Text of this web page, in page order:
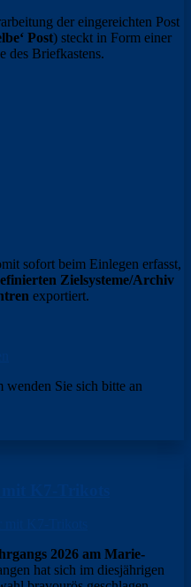
der eingereichten Post
Post) steckt in Form einer
des Briefkastens.
sofort beim Einlegen erfasst,
Zielsysteme/Archiv
exportiert.
wenden Sie sich bitte an
2026 am Marie-
hat sich im diesjährigen